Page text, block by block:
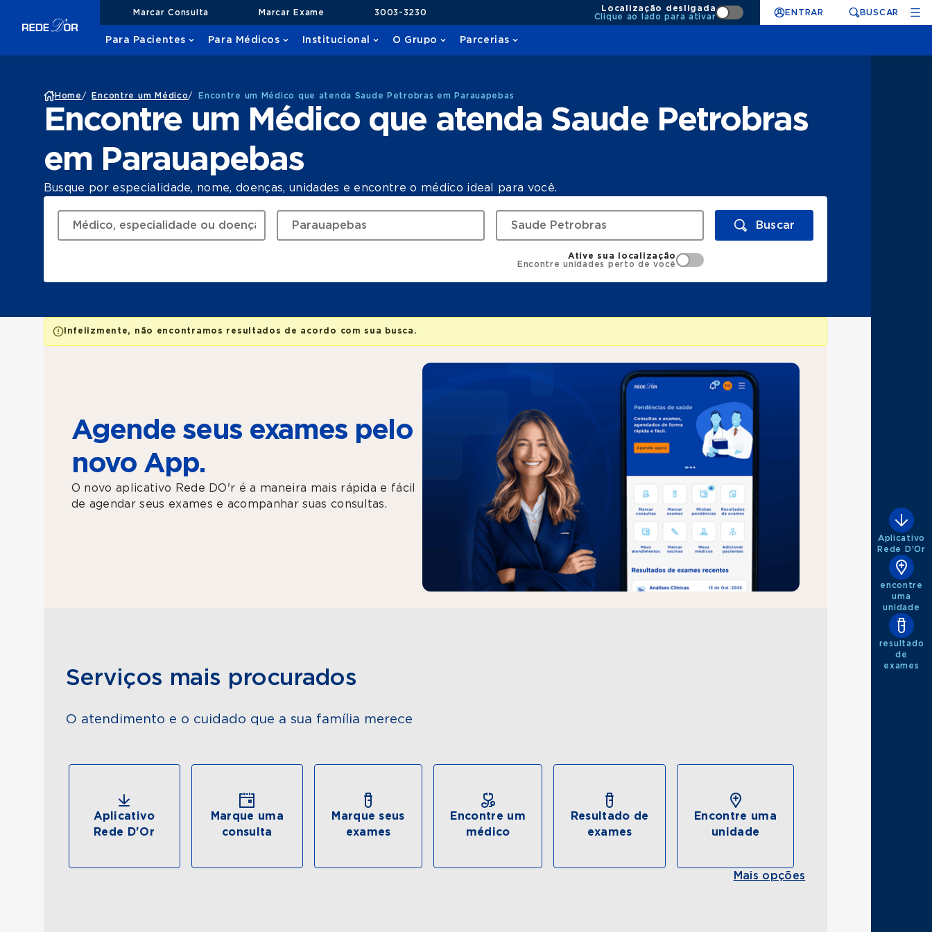
Marcar Consulta Marcar Exame 3003-3230
Localização desligada
Clique ao lado para ativar
ENTRAR BUSCAR
Para Pacientes Para Médicos Institucional O Grupo Parcerias
Home / Encontre um Médico/ Encontre um Médico que atenda Saude Petrobras em Parauapebas
Encontre um Médico que atenda Saude Petrobras
em Parauapebas
Busque por especialidade, nome, doenças, unidades e encontre o médico ideal para você.
Buscar
Ative sua localização
Encontre unidades perto de você
Infelizmente, não encontramos resultados de acordo com sua busca.
Agende seus exames pelo
novo App.
O novo aplicativo Rede DO'r é a maneira mais rápida e fácil
de agendar seus exames e acompanhar suas consultas.
Serviços mais procurados
O atendimento e o cuidado que a sua família merece
Aplicativo
Rede D'Or
Marque uma
consulta
Marque seus
exames
Encontre um
médico
Resultado de
exames
Encontre uma
unidade
Mais opções
Aplicativo
Rede D'Or
encontre
uma
unidade
resultado
de
exames